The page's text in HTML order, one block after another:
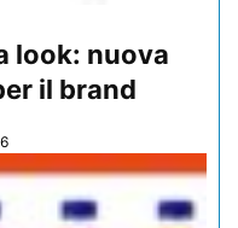
look: nuova
il brand